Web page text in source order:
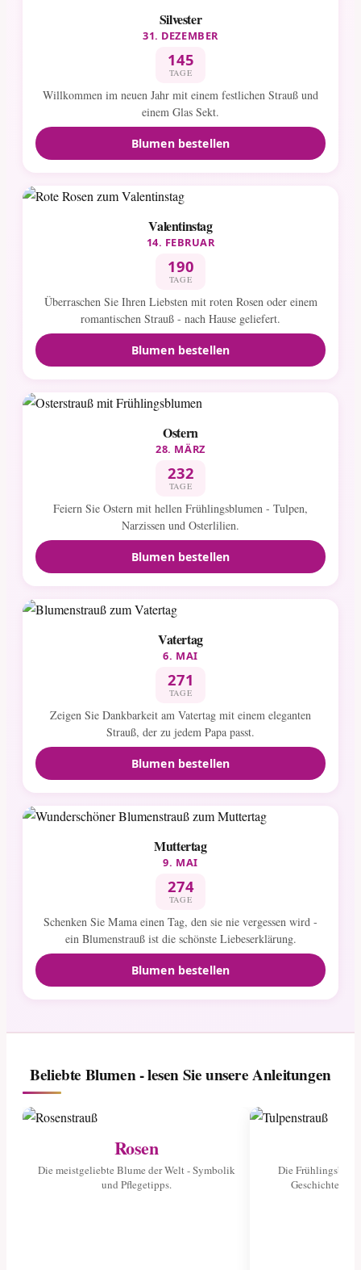
Silvester
31. DEZEMBER
145
TAGE
Willkommen im neuen Jahr mit einem festlichen Strauß und
einem Glas Sekt.
Blumen bestellen
Valentinstag
14. FEBRUAR
190
TAGE
Überraschen Sie Ihren Liebsten mit roten Rosen oder einem
romantischen Strauß - nach Hause geliefert.
Blumen bestellen
Ostern
28. MÄRZ
232
TAGE
Feiern Sie Ostern mit hellen Frühlingsblumen - Tulpen,
Narzissen und Osterlilien.
Blumen bestellen
Vatertag
6. MAI
271
TAGE
Zeigen Sie Dankbarkeit am Vatertag mit einem eleganten
Strauß, der zu jedem Papa passt.
Blumen bestellen
Muttertag
9. MAI
274
TAGE
Schenken Sie Mama einen Tag, den sie nie vergessen wird -
ein Blumenstrauß ist die schönste Liebeserklärung.
Blumen bestellen
Beliebte Blumen - lesen Sie unsere Anleitungen
Rosen
Die meistgeliebte Blume der Welt - Symbolik
und Pflegetipps.
Die
Geschichte